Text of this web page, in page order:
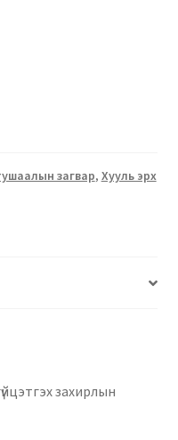
загвар, Хууль эрх
захирлын